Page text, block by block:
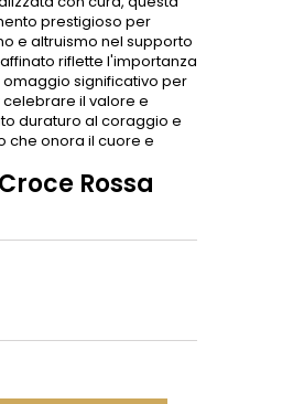
prestigioso per
e altruismo nel supporto
riflette l'importanza
significativo per
il valore e
duraturo al coraggio e
che onora il cuore e
Rossa